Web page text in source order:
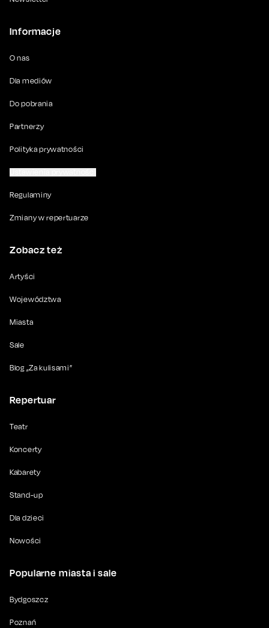
Informacje
O nas
Dla mediów
Do pobrania
Partnerzy
Polityka prywatności
Regulaminy
Zmiany w repertuarze
Zobacz też
Artyści
Województwa
Miasta
Sale
Blog „Za kulisami”
Repertuar
Teatr
Koncerty
Kabarety
Stand-up
Dla dzieci
Nowości
Popularne miasta i sale
Bydgoszcz
Poznań